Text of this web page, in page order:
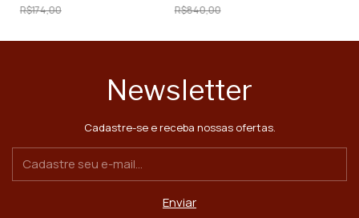
R$174,00 R$840,00
Newsletter
Cadastre-se e receba nossas ofertas.